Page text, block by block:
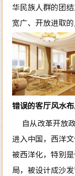
华民族人群的团
宽广、开放进取的
错误的客厅风水布
自从改革开放
进入中国，西洋
被西洋化，特别
局，被设计成沙